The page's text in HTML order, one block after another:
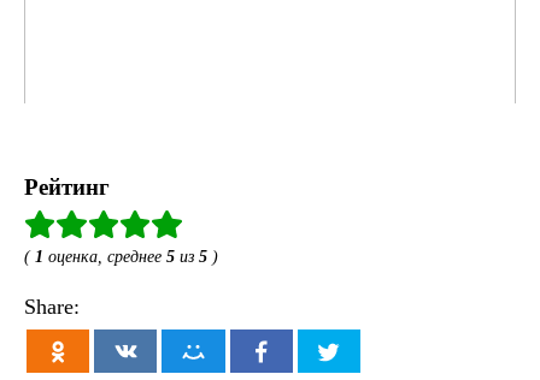
Рейтинг
(1 оценка, среднее 5 из 5 )
Share: